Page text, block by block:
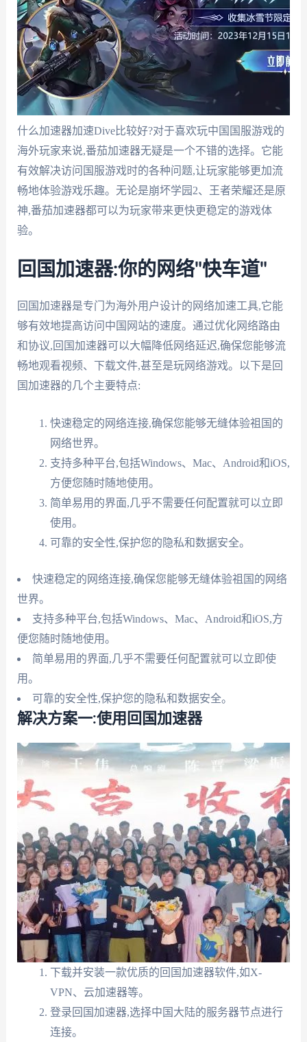
什么加速器加速Dive比较好?对于喜欢玩中国国服游戏的
海外玩家来说,番茄加速器无疑是一个不错的选择。它能
有效解决访问国服游戏时的各种问题,让玩家能够更加流
畅地体验游戏乐趣。无论是崩坏学园2、王者荣耀还是原
神,番茄加速器都可以为玩家带来更快更稳定的游戏体
验。
回国加速器:你的网络"快车道"
回国加速器是专门为海外用户设计的网络加速工具,它能
够有效地提高访问中国网站的速度。通过优化网络路由
和协议,回国加速器可以大幅降低网络延迟,确保您能够流
畅地观看视频、下载文件,甚至是玩网络游戏。以下是回
国加速器的几个主要特点:
快速稳定的网络连接,确保您能够无缝体验祖国的
网络世界。
支持多种平台,包括Windows、Mac、Android和iOS,
方便您随时随地使用。
简单易用的界面,几乎不需要任何配置就可以立即
使用。
可靠的安全性,保护您的隐私和数据安全。
快速稳定的网络连接,确保您能够无缝体验祖国的网络
世界。
支持多种平台,包括Windows、Mac、Android和iOS,方
便您随时随地使用。
简单易用的界面,几乎不需要任何配置就可以立即使
用。
可靠的安全性,保护您的隐私和数据安全。
解决方案一:使用回国加速器
下载并安装一款优质的回国加速器软件,如X-
VPN、云加速器等。
登录回国加速器,选择中国大陆的服务器节点进行
连接。